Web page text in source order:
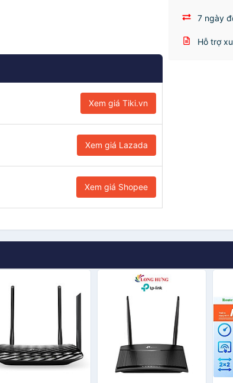
Xem giá Tiki.vn
Xem giá Lazada
Xem giá Shopee
7 ngày
Hỗ trợ